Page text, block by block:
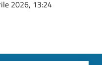
2026, 13:24